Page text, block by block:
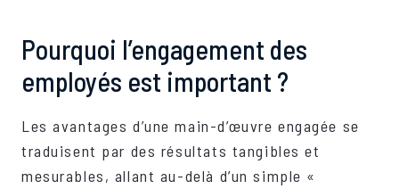
Pourquoi l’engagement des
employés est important ?
Les avantages d’une main-d’œuvre engagée se
traduisent par des résultats tangibles et
mesurables, allant au-delà d’un simple «